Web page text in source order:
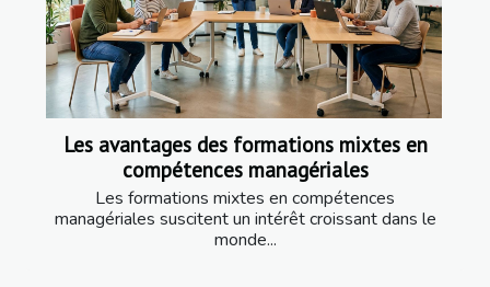
Les avantages des formations mixtes en
compétences managériales
Les formations mixtes en compétences
managériales suscitent un intérêt croissant dans le
monde...